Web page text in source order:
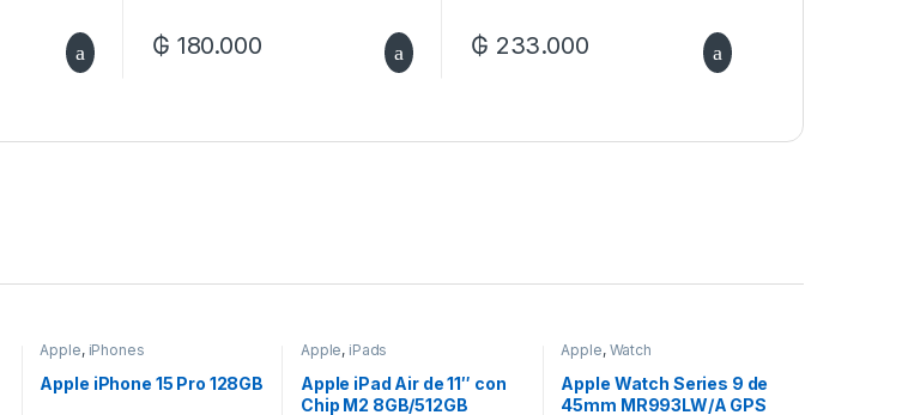
₲ 180.000 ₲ 233.000
Apple, iPhones
Apple iPhone 15 Pro 128GB
Apple, iPads
Apple iPad Air de 11″ con
Chip M2 8GB/512GB
Apple, Watch
Apple Watch Series 9 de
45mm MR993LW/A GPS